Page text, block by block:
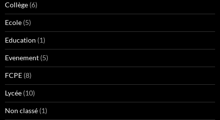
Collège (6)
Ecole (5)
Education (1)
Evenement (5)
FCPE (8)
Lycée (10)
Non classé (1)